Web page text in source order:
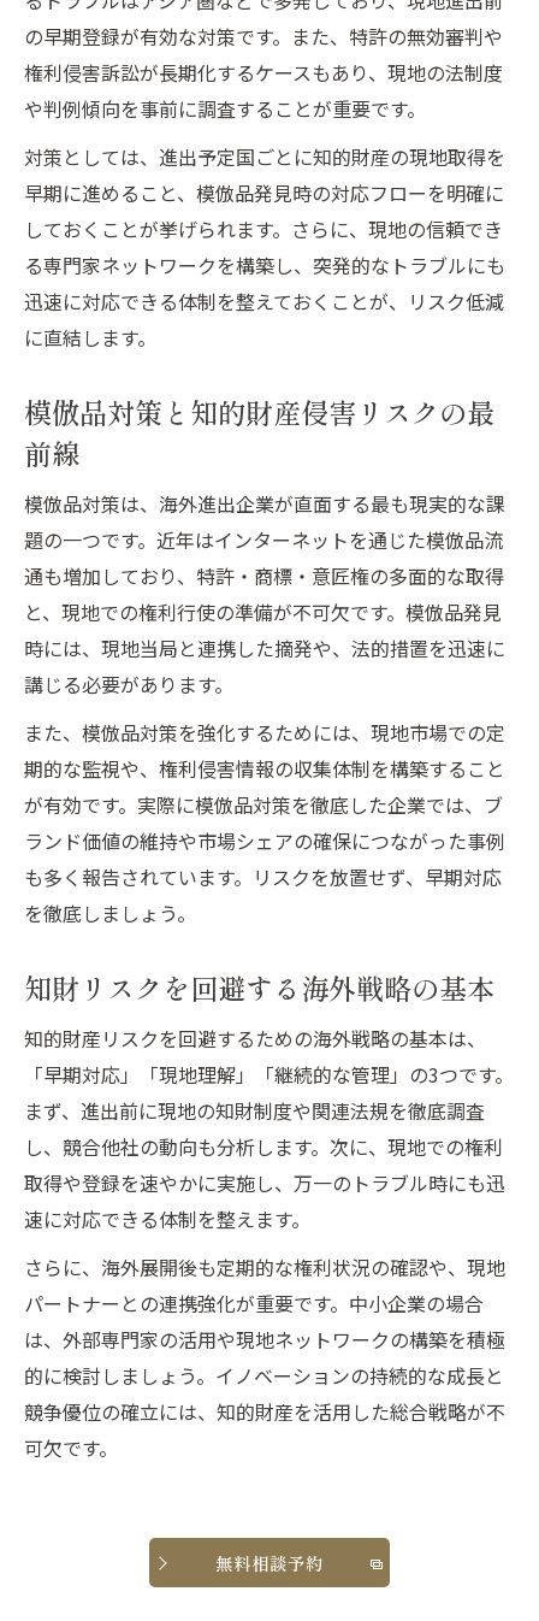
の早期登録が有効な対策です。また、特許の無効審判や
権利侵害訴訟が長期化するケースもあり、現地の法制度
や判例傾向を事前に調査することが重要です。
対策としては、進出予定国ごとに知的財産の現地取得を
早期に進めること、模倣品発見時の対応フローを明確に
しておくことが挙げられます。さらに、現地の信頼でき
る専門家ネットワークを構築し、突発的なトラブルにも
迅速に対応できる体制を整えておくことが、リスク低減
に直結します。
模倣品対策と知的財産侵害リスクの最
前線
模倣品対策は、海外進出企業が直面する最も現実的な課
題の一つです。近年はインターネットを通じた模倣品流
通も増加しており、特許・商標・意匠権の多面的な取得
と、現地での権利行使の準備が不可欠です。模倣品発見
時には、現地当局と連携した摘発や、法的措置を迅速に
講じる必要があります。
また、模倣品対策を強化するためには、現地市場での定
期的な監視や、権利侵害情報の収集体制を構築すること
が有効です。実際に模倣品対策を徹底した企業では、ブ
ランド価値の維持や市場シェアの確保につながった事例
も多く報告されています。リスクを放置せず、早期対応
を徹底しましょう。
知財リスクを回避する海外戦略の基本
知的財産リスクを回避するための海外戦略の基本は、
「早期対応」「現地理解」「継続的な管理」の3つです。
まず、進出前に現地の知財制度や関連法規を徹底調査
し、競合他社の動向も分析します。次に、現地での権利
取得や登録を速やかに実施し、万一のトラブル時にも迅
速に対応できる体制を整えます。
さらに、海外展開後も定期的な権利状況の確認や、現地
パートナーとの連携強化が重要です。中小企業の場合
は、外部専門家の活用や現地ネットワークの構築を積極
的に検討しましょう。イノベーションの持続的な成長と
競争優位の確立には、知的財産を活用した総合戦略が不
可欠です。
無料相談予約